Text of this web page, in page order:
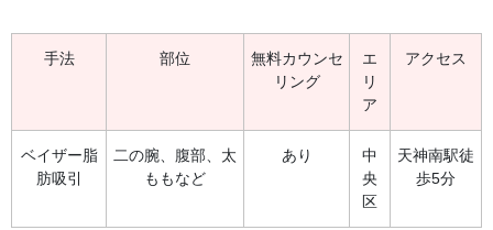
手法 部位
無料カウンセ
リング
エ
リ
ア
アクセス
ベイザー脂
肪吸引
二の腕、腹部、太
ももなど
あり
中
央
区
天神南駅徒
歩5分